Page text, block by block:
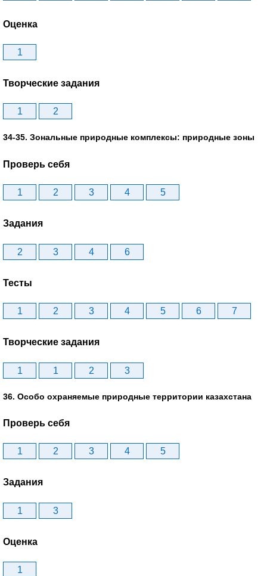
Оценка
1
Творческие задания
1 2
34-35. Зональные природные комплексы: природные зоны
Проверь себя
1 2 3 4 5
Задания
2 3 4 6
Тесты
1 2 3 4 5 6 7
Творческие задания
1 1 2 3
36. Особо охраняемые природные территории казахстана
Проверь себя
1 2 3 4 5
Задания
1 3
Оценка
1